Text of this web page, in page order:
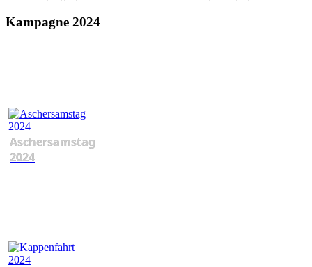
Kampagne 2024
Aschersamstag
2024